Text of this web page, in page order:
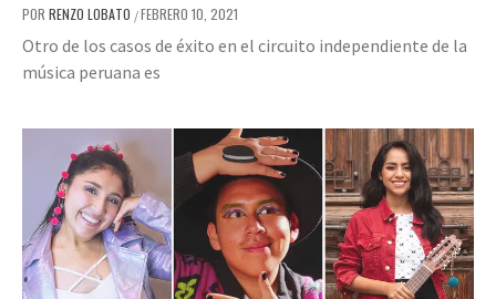
POR RENZO LOBATO /FEBRERO 10, 2021
Otro de los casos de éxito en el circuito independiente de la
música peruana es